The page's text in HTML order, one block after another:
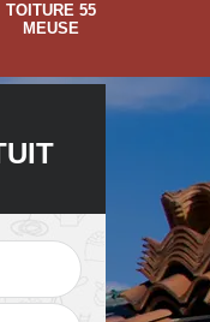
TOITURE 55
MEUSE
Ramonage de
cheminée 55